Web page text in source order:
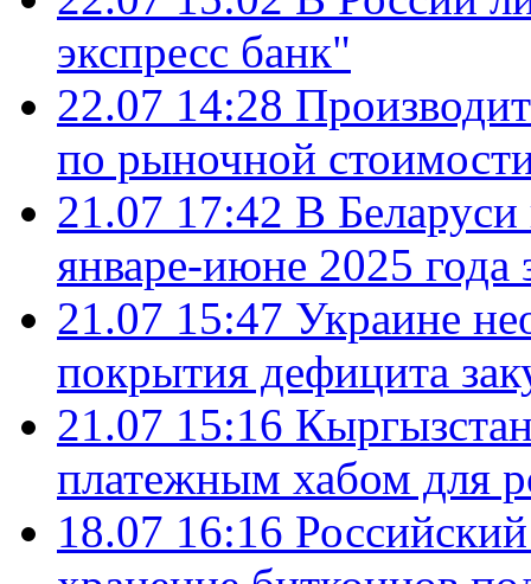
экспресс банк"
22.07 14:28
по рыночной
21.07 17:42 В Беларуси
январе-июне 2025 года
21.07 15:47 Украине
покрытия дефицита
21.07 15:16
платежным хабом для
18.07 16:16